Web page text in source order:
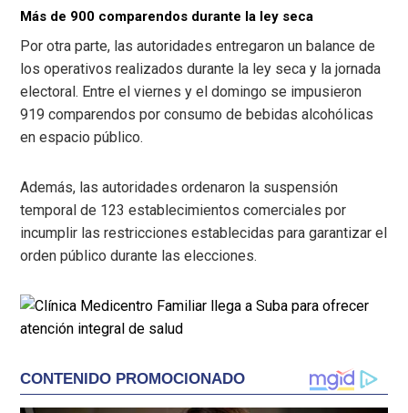
Más de 900 comparendos durante la ley seca
Por otra parte, las autoridades entregaron un balance de
los operativos realizados durante la ley seca y la jornada
electoral. Entre el viernes y el domingo se impusieron
919 comparendos por consumo de bebidas alcohólicas
en espacio público.
Además, las autoridades ordenaron la suspensión
temporal de 123 establecimientos comerciales por
incumplir las restricciones establecidas para garantizar el
orden público durante las elecciones.